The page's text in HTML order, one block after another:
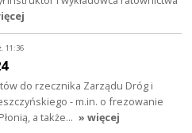
11:36
do rzecznika Zarządu Dróg i
- m.in. o frezowanie
a także… » więcej